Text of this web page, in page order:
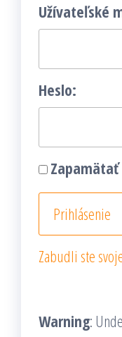
Užívateľské
Heslo:
Zapamätať
Zabudli ste
Warning: